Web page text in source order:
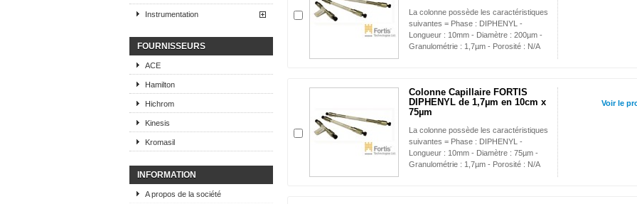
Instrumentation
FOURNISSEURS
ACE
Hamilton
Hichrom
Kinesis
Kromasil
INFORMATION
A propos de la société
La colonne possède les caractéristiques
suivantes = Phase : DIPHENYL -
Longueur : 10mm - Diamètre : 200µm -
Granulométrie : 1,7µm - Porosité : N/A
Colonne Capillaire FORTIS
DIPHENYL de 1,7µm en 10cm x
75µm
La colonne possède les caractéristiques
suivantes = Phase : DIPHENYL -
Longueur : 10mm - Diamètre : 75µm -
Granulométrie : 1,7µm - Porosité : N/A
Voir le